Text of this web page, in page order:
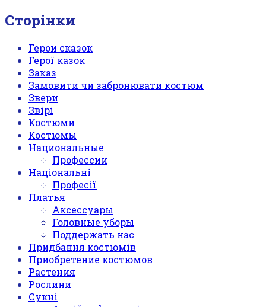
Сторінки
Герои сказок
Герої казок
Заказ
Замовити чи забронювати костюм
Звери
Звірі
Костюми
Костюмы
Национальные
Профессии
Національні
Професії
Платья
Аксессуары
Головные уборы
Поддержать нас
Придбання костюмів
Приобретение костюмов
Растения
Рослини
Сукні